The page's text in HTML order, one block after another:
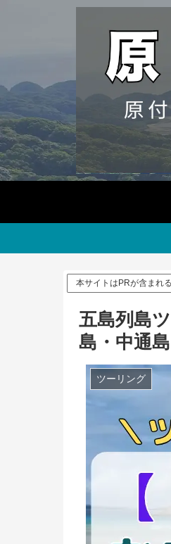
本サイトはPRが含まれ
五島列島
島・中通
ツーリング